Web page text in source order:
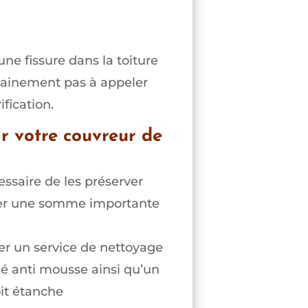
fissure dans la toiture
pas à appeler
votre couvreur de
de les préserver
une somme importante
un service de nettoyage
anti mousse ainsi qu’un
étanche